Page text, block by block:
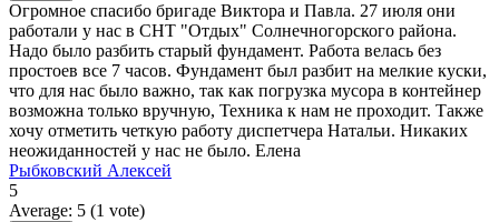
Огромное спасибо бригаде Виктора и Павла. 27 июля они
работали у нас в СНТ "Отдых" Солнечногорского района.
Надо было разбить старый фундамент. Работа велась без
простоев все 7 часов. Фундамент был разбит на мелкие куски,
что для нас было важно, так как погрузка мусора в контейнер
возможна только вручную, Техника к нам не проходит. Также
хочу отметить четкую работу диспетчера Натальи. Никаких
неожиданностей у нас не было. Елена
Рыбковский Алексей
5
Average: 5 (1 vote)